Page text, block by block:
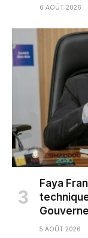
6 AOÛT 2026
Faya
5 AOÛT 2026